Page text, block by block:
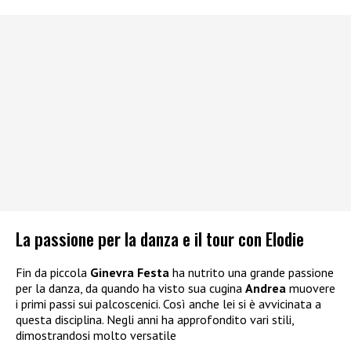
La passione per la danza e il tour con Elodie
Fin da piccola Ginevra Festa ha nutrito una grande passione
per la danza, da quando ha visto sua cugina Andrea muovere
i primi passi sui palcoscenici. Così anche lei si è avvicinata a
questa disciplina. Negli anni ha approfondito vari stili,
dimostrandosi molto versatile